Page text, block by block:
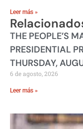
Leer más »
THE PEOPLE’S
PRESIDENTIAL
THURSDAY,
6 de agosto, 2026
Leer más »